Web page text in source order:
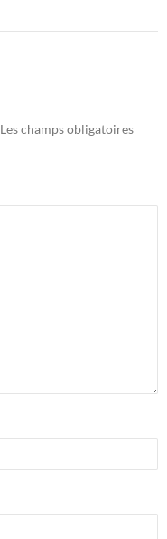
Les champs obligatoires